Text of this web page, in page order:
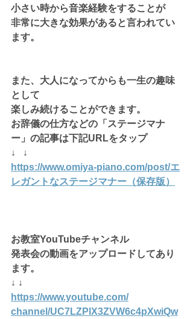
小さい時から音楽経験をすることが
非常に大きな効果があると言われてい
ます。
また、大人になってからも一生の趣味
として
楽しみ続けることができます。
お辞儀の仕方などの「ステージマナ
ー」の記事は下記URLをタップ
↓   ↓
https://www.omiya-piano.com/post/エ
レガントなステージマナー（保存版）
お教室YouTubeチャンネル
発表会の動画をアップロードしてあり
ます。
↓ ↓
https://www.youtube.com/
channel/UC7LZPlX3ZVW6c4pXwiQw